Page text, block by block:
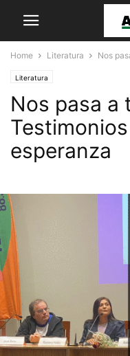
Home Literatura Nos
Literatura
Nos pasa a
esperanza